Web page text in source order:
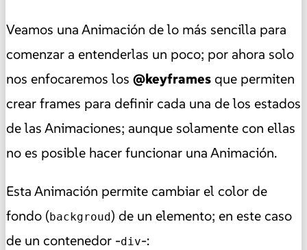
Veamos una Animación de lo más sencilla para
comenzar a entenderlas un poco; por ahora solo
nos enfocaremos los @keyframesque permiten
crearframes para definir cada una de los estados
de las Animaciones; aunque solamente con ellas
no es posible hacer funcionar una Animación.
Esta Animación permite cambiar el color de
fondo (backgroud) de un elemento; en este caso
de un contenedor -div-: